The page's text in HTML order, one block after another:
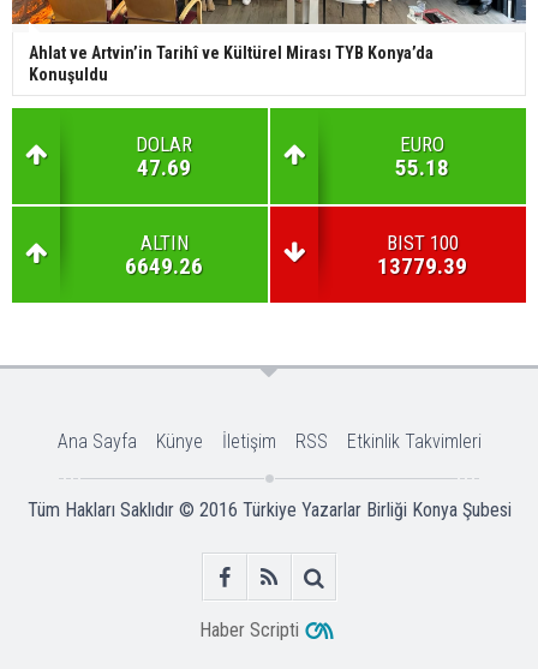
Ahlat ve Artvin’in Tarihî ve Kültürel Mirası TYB Konya’da
Konuşuldu
DOLAR
47.69
EURO
55.18
ALTIN
6649.26
BIST 100
13779.39
Ana Sayfa Künye İletişim RSS Etkinlik Takvimleri
Tüm Hakları Saklıdır © 2016 Türkiye Yazarlar Birliği Konya Şubesi
Haber Scripti